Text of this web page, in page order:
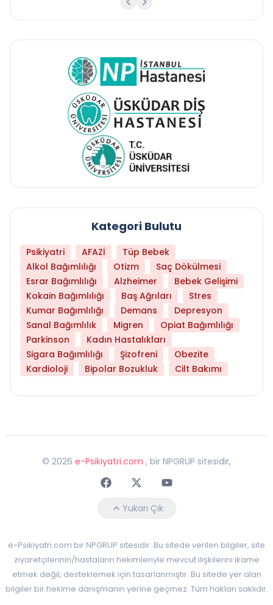
Kategori Bulutu
Psikiyatri AFAZİ
Tüp Bebek
Alkol Bağımlılığı
Otizm
Saç Dökülmesi
Esrar Bağımlılığı
Alzheimer
Bebek Gelişimi
Kokain Bağımlılığı
Baş Ağrıları
Stres
Kumar Bağımlılığı
Demans
Depresyon
Sanal Bağımlılık
Migren
Opiat Bağımlılığı
Parkinson
Kadın Hastalıkları
Sigara Bağımlılığı
Şizofreni
Obezite
Kardioloji
Bipolar Bozukluk Cilt Bakımı
© 2026 e-Psikiyatri.com , bir NPGRUP sitesidir,
FaceebokTwitterYoutube
Yukarı Çık
e-Psikiyatri.com bir NPGRUP sitesidir. Bu sitede verilen bilgiler, site
ziyaretçilerinin/hastaların hekimleriyle mevcut ilişkilerini ikame
etmek değil, desteklemek için tasarlanmıştır. Bu sitede yer alan
bilgiler bir hekime danışmanın yerine geçmez. Tüm hakları saklıdır.